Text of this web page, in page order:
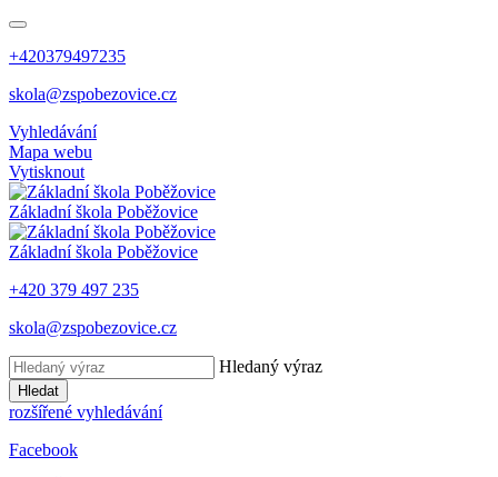
+420379497235
skola@zspobezovice.cz
Vyhledávání
Mapa webu
Vytisknout
Základní škola Poběžovice
Základní škola Poběžovice
+420 379 497 235
skola@zspobezovice.cz
Hledaný výraz
Hledat
rozšířené vyhledávání
Facebook